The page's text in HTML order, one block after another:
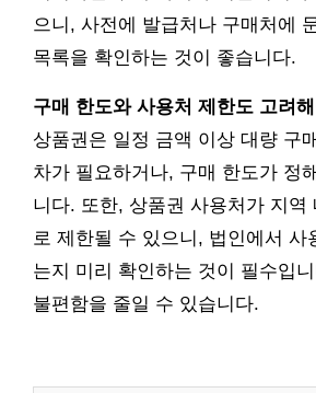
으니, 사전에 발급처나 구매처에
목록을 확인하는 것이 좋습니다.
구매 한도와 사용처 제한도 고려
상품권은 일정 금액 이상 대량 구
차가 필요하거나, 구매 한도가 정
니다. 또한, 상품권 사용처가 지역
로 제한될 수 있으니, 법인에서 사
는지 미리 확인하는 것이 필수입
불편함을 줄일 수 있습니다.